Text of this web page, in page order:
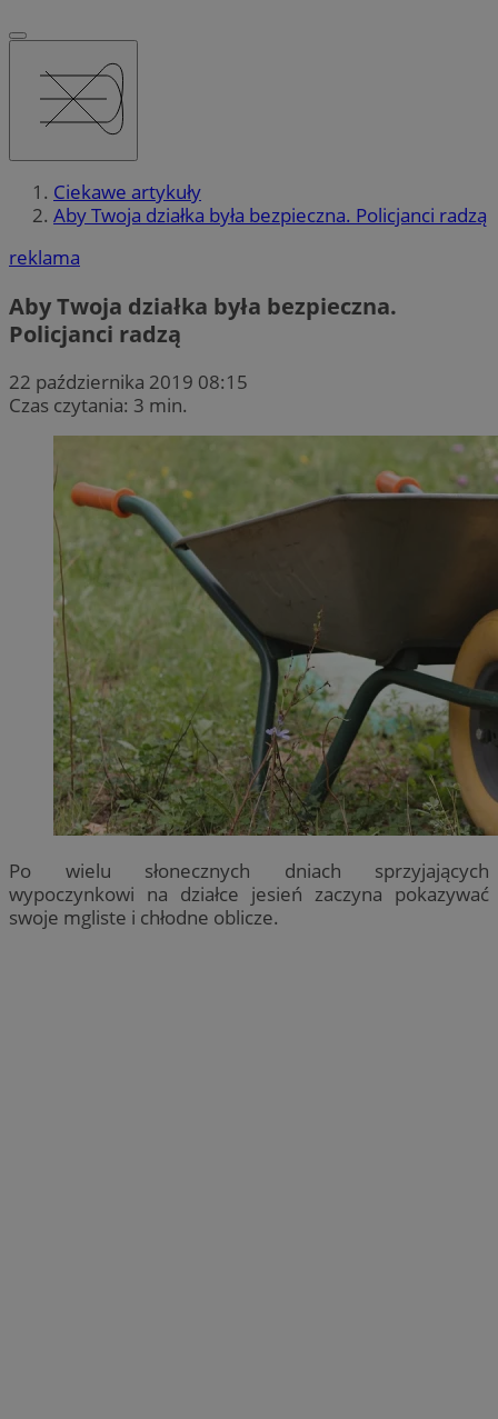
Ciekawe artykuły
Aby Twoja działka była bezpieczna. Policjanci radzą
reklama
Aby Twoja działka była bezpieczna.
Policjanci radzą
22 października 2019 08:15
Czas czytania: 3 min.
Po wielu słonecznych dniach sprzyjających
wypoczynkowi na działce jesień zaczyna pokazywać
swoje mgliste i chłodne oblicze.